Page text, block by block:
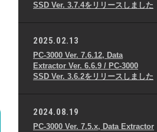
SSD Ver. 3.7.4をリリースしました
2025.02.13
PC-3000 Ver. 7.6.12, Data
Extractor Ver. 6.6.9 / PC-3000
SSD Ver. 3.6.2をリリースしました
2024.08.19
PC-3000 Ver. 7.5.x, Data Extractor